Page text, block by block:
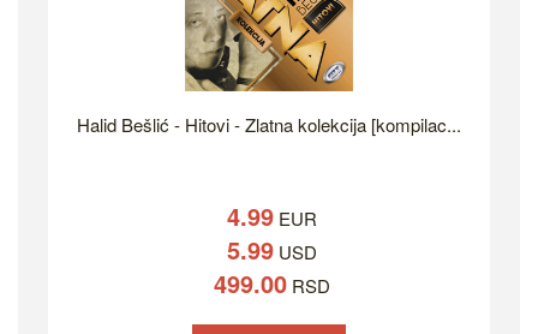
Halid Bešlić - Hitovi - Zlatna kolekcija [kompilac...
4.99 EUR
5.99 USD
499.00 RSD